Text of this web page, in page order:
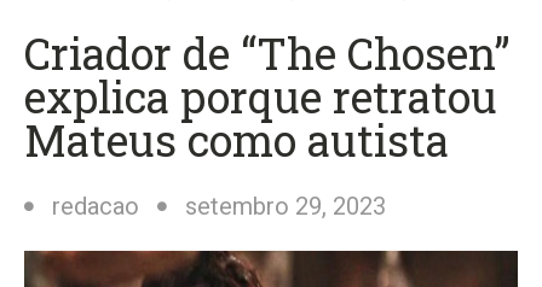
Criador de “The Chosen”
explica porque retratou
Mateus como autista
redacao setembro 29, 2023